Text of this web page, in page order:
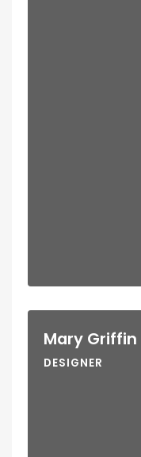
Mary Griffin
DESIGNER